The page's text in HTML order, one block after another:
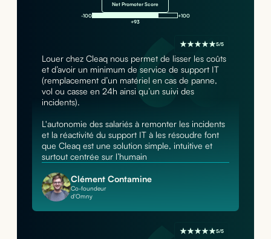
Net Promoter Score
-100
+100
+93
5/5
Louer chez Cleaq nous permet de lisser les coûts
et d’avoir un minimum de service de support IT
(remplacement d’un matériel en cas de panne,
vol ou casse en 24h ainsi qu’un suivi des
incidents).
L'autonomie des salariés à remonter les incidents
et la réactivité du support IT à les résoudre font
que Cleaq est une solution simple, intuitive et
surtout centrée sur l’humain
Clément Contamine
Co-foundeur
d'Omny
5/5